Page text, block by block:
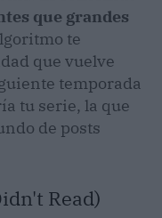
que grandes
te
que vuelve
temporada
tu serie, la que
de posts
Read)